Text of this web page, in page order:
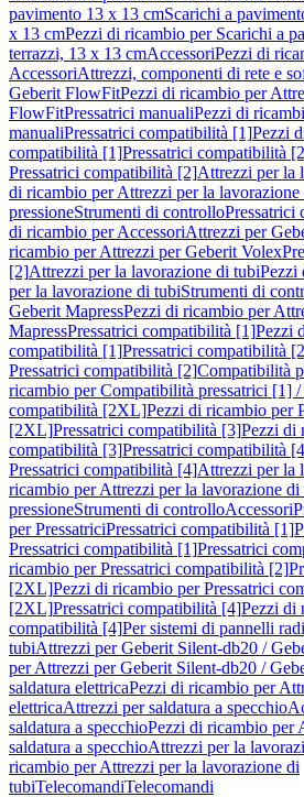
pavimento 13 x 13 cmScarichi a
x 13 cmPezzi di ricambio per Scarichi a
terrazzi, 13 x 13 cmAccessoriPezzi di
AccessoriAttrezzi, componenti di rete e
Geberit FlowFitPezzi di ricambio per
FlowFitPressatrici manualiPezzi di
manualiPressatrici compatibilità [1]Pezzi
compatibilità [1]Pressatrici compatibilità
Pressatrici compatibilità [2]Attrezzi per la
di ricambio per Attrezzi per la lavorazione
pressioneStrumenti di controlloPressatrici
di ricambio per AccessoriAttrezzi per
ricambio per Attrezzi per Geberit Volex
[2]Attrezzi per la lavorazione di tubiPezzi
per la lavorazione di tubiStrumenti di
Geberit MapressPezzi di ricambio per
MapressPressatrici compatibilità [1]Pezzi
compatibilità [1]Pressatrici compatibilità
Pressatrici compatibilità [2]Compatibilità
ricambio per Compatibilità pressatrici [1]
compatibilità [2XL]Pezzi di ricambio per
[2XL]Pressatrici compatibilità [3]Pezzi di
compatibilità [3]Pressatrici compatibilità
Pressatrici compatibilità [4]Attrezzi per la
ricambio per Attrezzi per la lavorazione di
pressioneStrumenti di controlloAccessori
per PressatriciPressatrici compatibilità [1]
Pressatrici compatibilità [1]Pressatrici
ricambio per Pressatrici compatibilità [2]
[2XL]Pezzi di ricambio per Pressatrici
[2XL]Pressatrici compatibilità [4]Pezzi di
compatibilità [4]Per sistemi di pannelli
tubiAttrezzi per Geberit Silent-db20 /
per Attrezzi per Geberit Silent-db20 /
saldatura elettricaPezzi di ricambio per
elettricaAttrezzi per saldatura a specchio
saldatura a specchioPezzi di ricambio per
saldatura a specchioAttrezzi per la
ricambio per Attrezzi per la lavorazione di
tubiTelecomandiTelecomandi